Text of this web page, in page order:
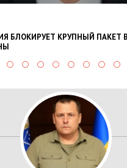
БЛОКИРУЕТ КРУПНЫЙ ПАКЕТ